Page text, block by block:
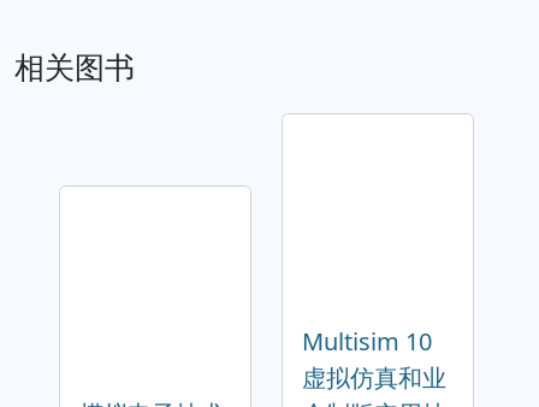
相关图书
Multisim 10
虚拟仿真和业